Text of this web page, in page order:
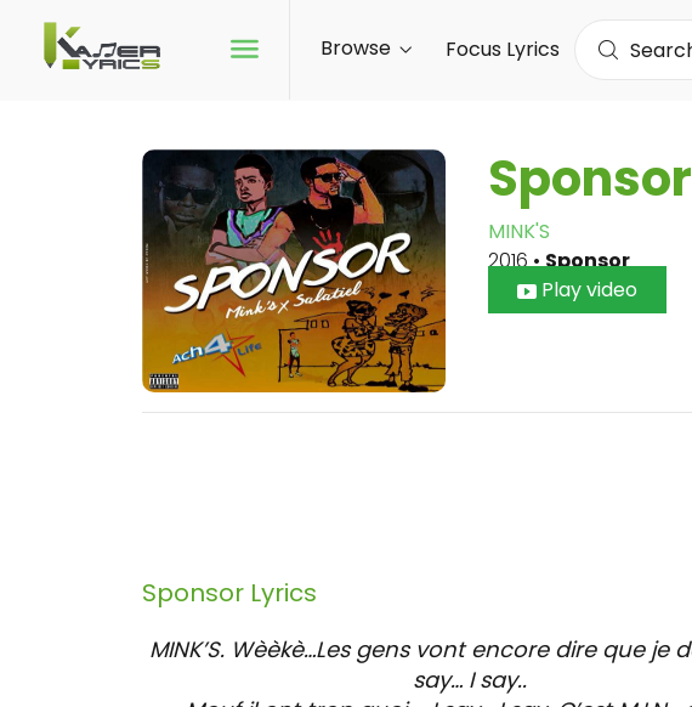
Browse Focus Lyrics
Sponsor
MINK'S
2016•Sponsor
Play video
Sponsor Lyrics
MINK’S. Wèèkè…Les gens vont encore dire que je
say… I say..